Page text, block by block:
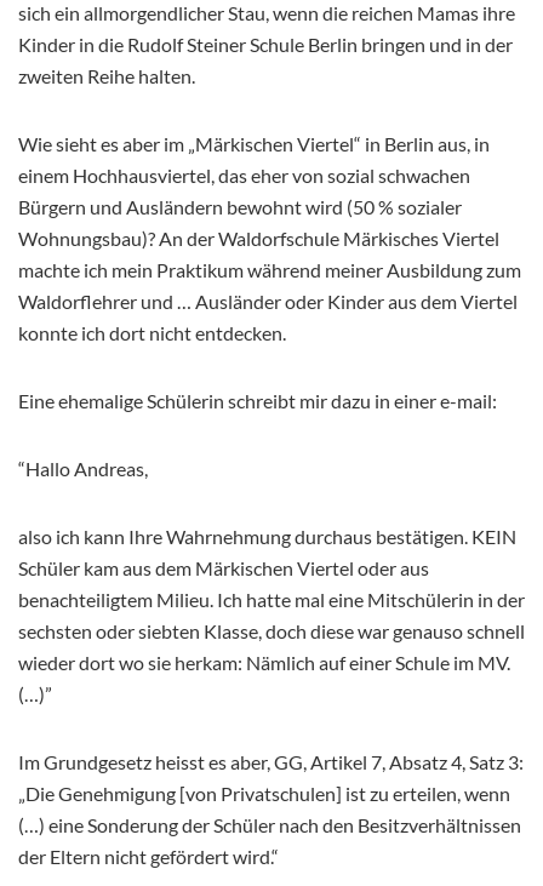
sich ein allmorgendlicher Stau, wenn die reichen Mamas ihre
Kinder in die Rudolf Steiner Schule Berlin bringen und in der
zweiten Reihe halten.
Wie sieht es aber im „Märkischen Viertel“ in Berlin aus, in
einem Hochhausviertel, das eher von sozial schwachen
Bürgern und Ausländern bewohnt wird (50 % sozialer
Wohnungsbau)? An der Waldorfschule Märkisches Viertel
machte ich mein Praktikum während meiner Ausbildung zum
Waldorflehrer und … Ausländer oder Kinder aus dem Viertel
konnte ich dort nicht entdecken.
Eine ehemalige Schülerin schreibt mir dazu in einer e-mail:
“Hallo Andreas,
also ich kann Ihre Wahrnehmung durchaus bestätigen. KEIN
Schüler kam aus dem Märkischen Viertel oder aus
benachteiligtem Milieu. Ich hatte mal eine Mitschülerin in der
sechsten oder siebten Klasse, doch diese war genauso schnell
wieder dort wo sie herkam: Nämlich auf einer Schule im MV.
(…)”
Im Grundgesetz heisst es aber, GG, Artikel 7, Absatz 4, Satz 3:
„Die Genehmigung [von Privatschulen] ist zu erteilen, wenn
(…) eine Sonderung der Schüler nach den Besitzverhältnissen
der Eltern nicht gefördert wird.“